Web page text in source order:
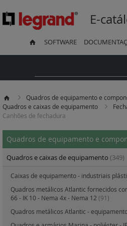
E-
SOFTWARE
Quadros de equipamento e
Quadros e caixas de equipamento
Canhões de fechadura
Quadros de equipamento e
Quadros e caixas de equipamento (349)
Caixas de equipamento - industriais
Quadros metálicos Atlantic fornecidos
66 - IK 10 - Nema 4x - Nema 12 (91)
Quadros metálicos Atlantic -